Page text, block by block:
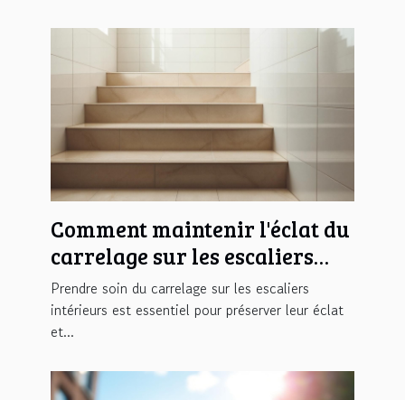
Comment maintenir l'éclat du
carrelage sur les escaliers
intérieurs ?
Prendre soin du carrelage sur les escaliers
intérieurs est essentiel pour préserver leur éclat
et...